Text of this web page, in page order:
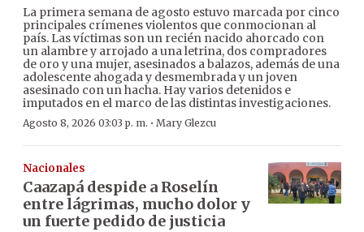
La primera semana de agosto estuvo marcada por cinco
principales crímenes violentos que conmocionan al
país. Las víctimas son un recién nacido ahorcado con
un alambre y arrojado a una letrina, dos compradores
de oro y una mujer, asesinados a balazos, además de una
adolescente ahogada y desmembrada y un joven
asesinado con un hacha. Hay varios detenidos e
imputados en el marco de las distintas investigaciones.
Agosto 8, 2026 03:03 p. m. · Mary Glezcu
Nacionales
Caazapá despide a Roselín
entre lágrimas, mucho dolor y
un fuerte pedido de justicia